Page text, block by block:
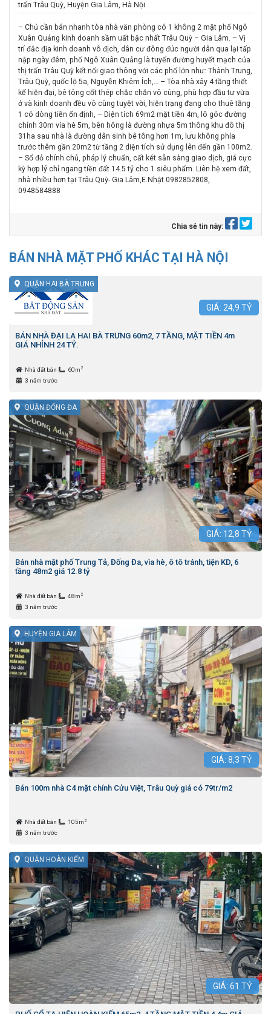
trấn Trâu Quỳ, Huyện Gia Lâm, Hà Nội
– Chủ cần bán nhanh tòa nhà văn phòng có 1 không 2 mặt phố Ngô
Xuân Quảng kinh doanh sầm uất bậc nhất Trâu Quỳ – Gia Lâm. – Vị
trí đắc địa kinh doanh vô địch, dân cư đông đúc người dân qua lại tấp
nập ngày đêm, phố Ngô Xuân Quảng là tuyến đường huyết mạch của
thị trấn Trâu Quỳ kết nối giao thông với các phố lớn như: Thành Trung,
Trâu Quỳ, quốc lộ 5a, Nguyễn Khiêm Ích,… – Tòa nhà xây 4 tầng thiết
kế hiện đại, bê tông cốt thép chắc chắn vô cùng, phù hợp đầu tư vừa
ở và kinh doanh đều vô cùng tuyệt vời, hiện trạng đang cho thuê tầng
1 có dòng tiền ổn định, – Diện tích 69m2 mặt tiền 4m, lô góc đường
chính 30m vỉa hè 5m, bên hông là đường nhựa 5m thông khu đô thị
31ha sau nhà là đường dân sinh bê tông hơn 1m, lưu không phía
trước thêm gần 20m2 từ tầng 2 diện tích sử dụng lên đến gần 100m2.
– Sổ đỏ chính chủ, pháp lý chuẩn, cất két sẵn sàng giao dịch, giá cực
kỳ hợp lý chỉ ngang tiền đất 14.5 tỷ cho 1 siêu phẩm. Liên hệ xem đất,
nhà nhiều hơn tại Trâu Quỳ- Gia Lâm,E.Nhật 0982852808,
0948584888
Chia sẻ tin này:
BÁN NHÀ MẶT PHỐ KHÁC TẠI HÀ NỘI
QUẬN HAI BÀ TRƯNG
GIÁ: 24,9 TỶ
BÁN NHÀ ĐẠI LA HAI BÀ TRƯNG 60m2, 7 TẦNG, MẶT TIỀN 4m
GIÁ NHỈNH 24 TỶ.
Nhà đất bán 60m 2
3 năm trước
QUẬN ĐỐNG ĐA
GIÁ: 12,8 TỶ
Bán nhà mặt phố Trung Tả, Đống Đa, vìa hè, ô tô tránh, tiện KD, 6
tầng 48m2 giá 12.8 tỷ
Nhà đất bán 48m 2
3 năm trước
HUYỆN GIA LÂM
GIÁ: 8,3 TỶ
Bán 100m nhà C4 mặt chính Cửu Việt, Trâu Quỳ giá có 79tr/m2
Nhà đất bán 105m 2
3 năm trước
QUẬN HOÀN KIẾM
GIÁ: 61 TỶ